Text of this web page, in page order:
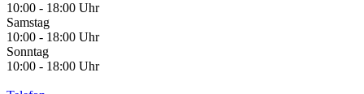
10:00 - 18:00 Uhr
Samstag
10:00 - 18:00 Uhr
Sonntag
10:00 - 18:00 Uhr